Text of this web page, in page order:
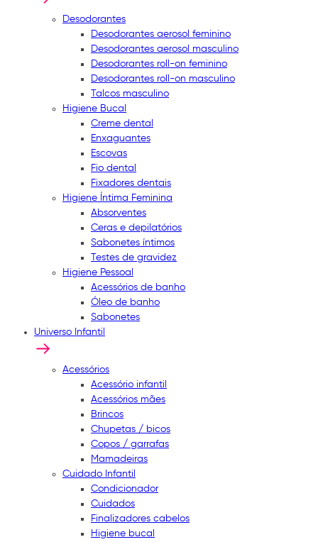
Desodorantes
Desodorantes aerosol feminino
Desodorantes aerosol masculino
Desodorantes roll-on feminino
Desodorantes roll-on masculino
Talcos masculino
Higiene Bucal
Creme dental
Enxaguantes
Escovas
Fio dental
Fixadores dentais
Higiene Íntima Feminina
Absorventes
Ceras e depilatórios
Sabonetes íntimos
Testes de gravidez
Higiene Pessoal
Acessórios de banho
Óleo de banho
Sabonetes
Universo Infantil
Acessórios
Acessório infantil
Acessórios mães
Brincos
Chupetas / bicos
Copos / garrafas
Mamadeiras
Cuidado Infantil
Condicionador
Cuidados
Finalizadores cabelos
Higiene bucal